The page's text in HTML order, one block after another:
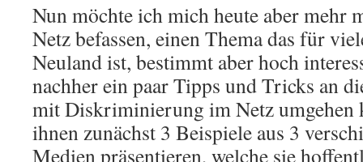
Nun möchte ich mich heute aber
Netz befassen, einen Thema das für
Neuland ist, bestimmt aber hoch
nachher ein paar Tipps und Tricks an
mit Diskriminierung im Netz umgehen
ihnen zunächst 3 Beispiele aus 3
Medien präsentieren, welche sie